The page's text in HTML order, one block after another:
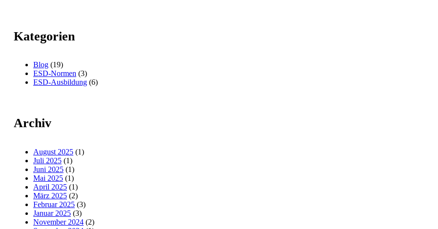
Kategorien
Blog (19)
ESD-Normen (3)
ESD-Ausbildung (6)
Archiv
August 2025 (1)
Juli 2025 (1)
Juni 2025 (1)
Mai 2025 (1)
April 2025 (1)
März 2025 (2)
Februar 2025 (3)
Januar 2025 (3)
November 2024 (2)